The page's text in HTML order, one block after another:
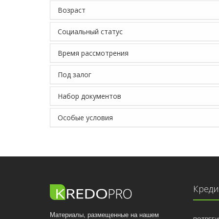
Возраст
Социальный статус
Время рассмотрения
Под залог
Набор документов
Особые условия
Материалы, размещенные на нашем